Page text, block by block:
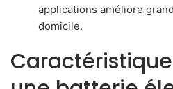
applications améliore
domicile.